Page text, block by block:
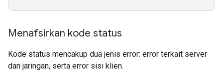
Menafsirkan kode status
Kode status mencakup dua jenis error: error terkait server
dan jaringan, serta error sisi klien.